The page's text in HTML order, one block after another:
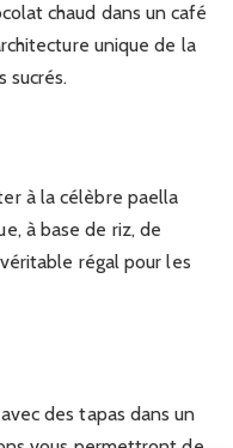
chaud dans un café
unique de la
sucrés.
à la célèbre paella
à base de riz, de
régal pour les
des tapas dans un